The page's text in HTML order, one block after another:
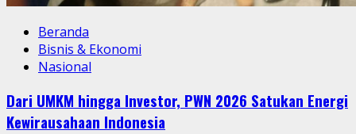
Beranda
Bisnis & Ekonomi
Nasional
Dari UMKM hingga Investor, PWN 2026 Satukan Energi
Kewirausahaan Indonesia